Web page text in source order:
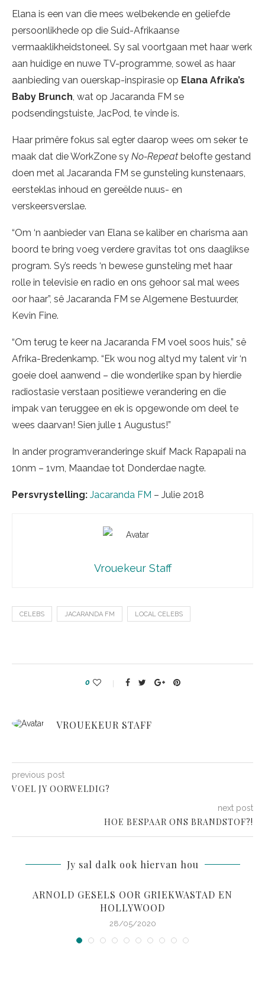
Elana is een van die mees welbekende en geliefde
persoonlikhede op die Suid-Afrikaanse
vermaaklikheidstoneel. Sy sal voortgaan met haar werk
aan huidige en nuwe TV-programme, sowel as haar
aanbieding van ouerskap-inspirasie op Elana Afrika’s
Baby Brunch, wat op Jacaranda FM se
podsendingstuiste, JacPod, te vinde is.
Haar primêre fokus sal egter daarop wees om seker te
maak dat die WorkZone sy No-Repeat belofte gestand
doen met al Jacaranda FM se gunsteling kunstenaars,
eersteklas inhoud en gereëlde nuus- en
verskeersverslae.
“Om ‘n aanbieder van Elana se kaliber en charisma aan
boord te bring voeg verdere gravitas tot ons daaglikse
program. Sy’s reeds ‘n bewese gunsteling met haar
rolle in televisie en radio en ons gehoor sal mal wees
oor haar”, sê Jacaranda FM se Algemene Bestuurder,
Kevin Fine.
“Om terug te keer na Jacaranda FM voel soos huis,” sê
Afrika-Bredenkamp. “Ek wou nog altyd my talent vir ‘n
goeie doel aanwend – die wonderlike span by hierdie
radiostasie verstaan positiewe verandering en die
impak van teruggee en ek is opgewonde om deel te
wees daarvan! Sien julle 1 Augustus!”
In ander programveranderinge skuif Mack Rapapali na
10nm – 1vm, Maandae tot Donderdae nagte.
Persvrystelling: Jacaranda FM – Julie 2018
Vrouekeur Staff
CELEBS JACARANDA FM LOCAL CELEBS
0
VROUEKEUR STAFF
previous post
VOEL JY OORWELDIG?
next post
HOE BESPAAR ONS BRANDSTOF?!
Jy sal dalk ook hiervan hou
ARNOLD GESELS OOR GRIEKWASTAD EN
HOLLYWOOD
28/05/2020